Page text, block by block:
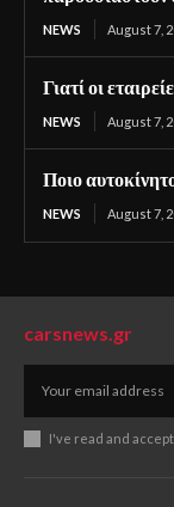
NEWS August 7,
Γιατί οι
NEWS August 7,
Ποιο
NEWS August 7,
carsnews.gr
I've read and